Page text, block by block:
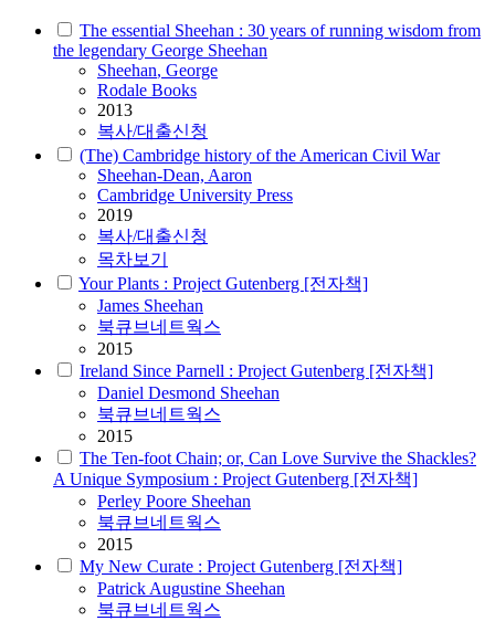
The essential Sheehan : 30 years of running wisdom from
the legendary George Sheehan
Sheehan, George
Rodale Books
2013
복사/대출신청
(The) Cambridge history of the American Civil War
Sheehan-Dean, Aaron
Cambridge University Press
2019
복사/대출신청
목차보기
Your Plants : Project Gutenberg [전자책]
James Sheehan
북큐브네트웍스
2015
Ireland Since Parnell : Project Gutenberg [전자책]
Daniel Desmond Sheehan
북큐브네트웍스
2015
The Ten-foot Chain; or, Can Love Survive the Shackles?
A Unique Symposium : Project Gutenberg [전자책]
Perley Poore Sheehan
북큐브네트웍스
2015
My New Curate : Project Gutenberg [전자책]
Patrick Augustine Sheehan
북큐브네트웍스